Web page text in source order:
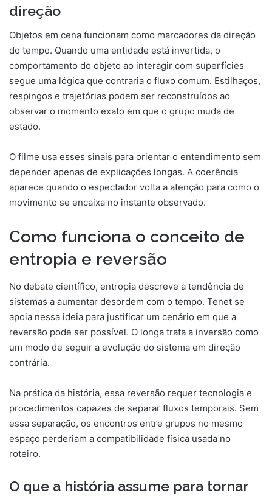
direção
Objetos em cena funcionam como marcadores da direção
do tempo. Quando uma entidade está invertida, o
comportamento do objeto ao interagir com superfícies
segue uma lógica que contraria o fluxo comum. Estilhaços,
respingos e trajetórias podem ser reconstruídos ao
observar o momento exato em que o grupo muda de
estado.
O filme usa esses sinais para orientar o entendimento sem
depender apenas de explicações longas. A coerência
aparece quando o espectador volta a atenção para como o
movimento se encaixa no instante observado.
Como funciona o conceito de
entropia e reversão
No debate científico, entropia descreve a tendência de
sistemas a aumentar desordem com o tempo. Tenet se
apoia nessa ideia para justificar um cenário em que a
reversão pode ser possível. O longa trata a inversão como
um modo de seguir a evolução do sistema em direção
contrária.
Na prática da história, essa reversão requer tecnologia e
procedimentos capazes de separar fluxos temporais. Sem
essa separação, os encontros entre grupos no mesmo
espaço perderiam a compatibilidade física usada no
roteiro.
O que a história assume para tornar